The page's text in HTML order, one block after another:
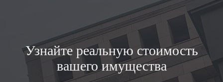
Узнайте реальную стоимость
вашего имущества